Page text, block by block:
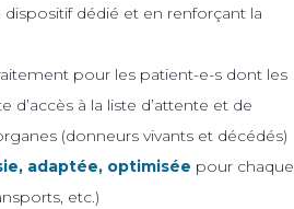
dispositif dédié et en renforçant la
pour les patient-e-s dont les
à la liste d’attente et de
(donneurs vivants et décédés)
adaptée, optimisée pour chaque
etc.)